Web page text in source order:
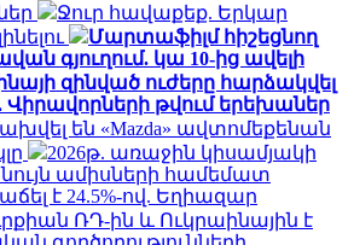
Ջուր հավաքեք. Երկար
Մարտաֆիլմ հիշեցնող
գյուղում. կա 10-ից ավելի
զինված ուժերը հարձակվել
Վիրավորների թվում երեխաներ
են «Mazda» ավտոմեքենան
2026թ. առաջին կիսամյակի
նույն ամիսների համեմատ
է 24.5%-ով. Եղիազար
ՌԴ-ին և Ուկրաինային է